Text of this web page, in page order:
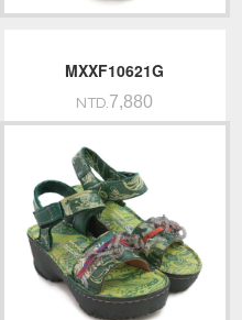
MXXF10621G
NTD.7,880